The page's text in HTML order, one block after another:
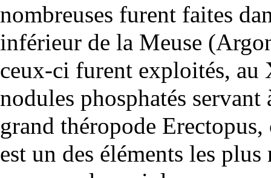
nombreuses furent faites
inférieur de la Meuse
ceux-ci furent exploités, au
nodules phosphatés
grand théropode
est un des éléments les